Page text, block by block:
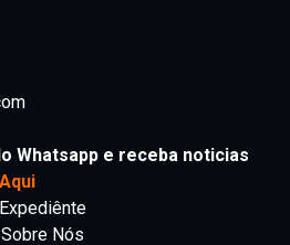
Whatsapp e receba noticias
Expediênte
Sobre Nós